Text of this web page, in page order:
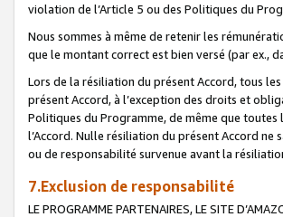
violation de l’Article 5 ou des Politiques du
Nous sommes à même de retenir les
que le montant correct est bien versé (par ex.,
Lors de la résiliation du présent Accord, tous
présent Accord, à l’exception des droits et
Politiques du Programme, de même que
l’Accord. Nulle résiliation du présent Accord
ou de responsabilité survenue avant la
7.Exclusion de responsabilité
LE PROGRAMME PARTENAIRES, LE SITE